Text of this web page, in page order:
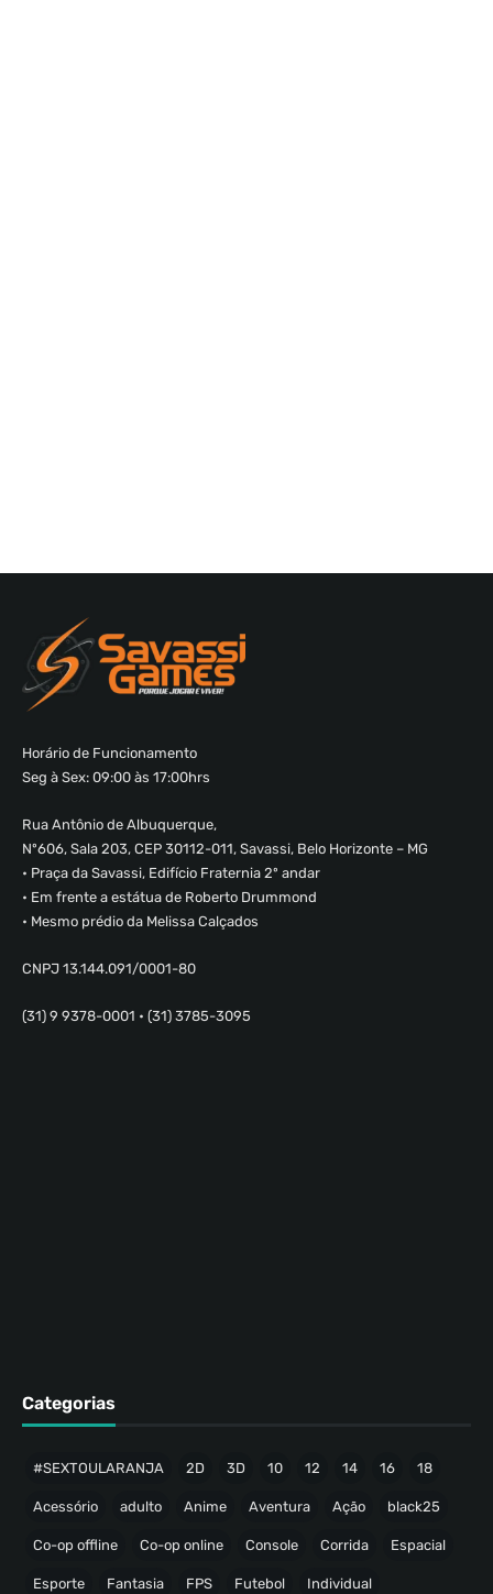
Horário de Funcionamento
Seg à Sex: 09:00 às 17:00hrs
Rua Antônio de Albuquerque,
Nº606, Sala 203, CEP 30112-011, Savassi, Belo Horizonte – MG
• Praça da Savassi, Edifício Fraternia 2º andar
• Em frente a estátua de Roberto Drummond
• Mesmo prédio da Melissa Calçados
CNPJ 13.144.091/0001-80
(31) 9 9378-0001 • (31) 3785-3095
Categorias
#SEXTOULARANJA 2D 3D 10 12 14 16 18
Acessório adulto Anime Aventura Ação black25
Co-op offline Co-op online Console Corrida Espacial
Esporte Fantasia FPS Futebol Individual